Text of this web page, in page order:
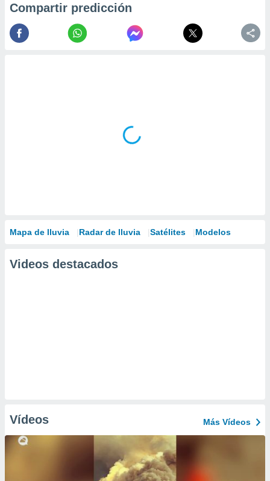
Compartir predicción
Mapa de lluvia Radar de lluvia Satélites Modelos
Videos destacados
Vídeos Más Vídeos